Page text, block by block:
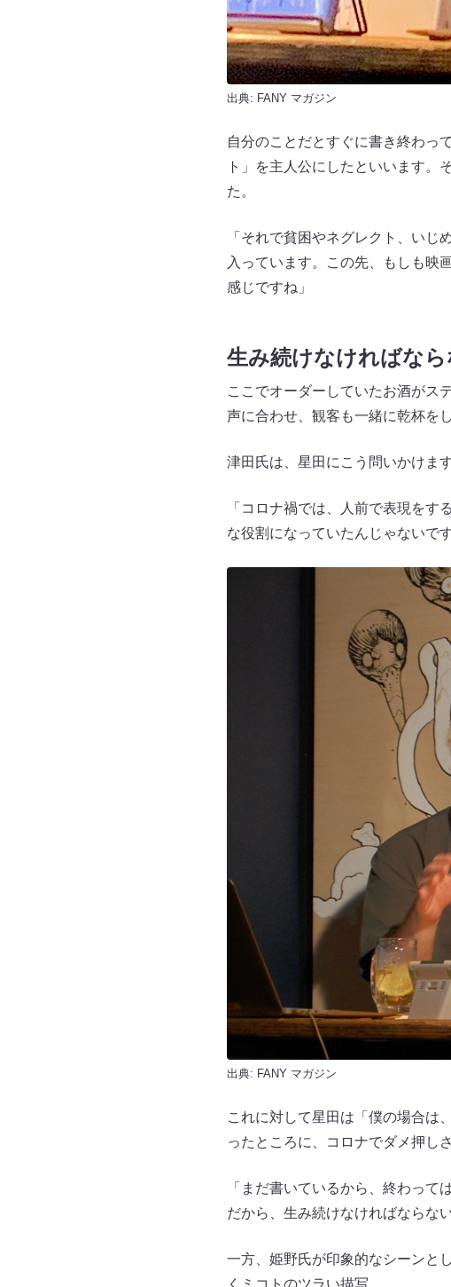
出典: FANY マガジン
自分のことだとすぐに書き終わっ
ト」を主人公にしたといいます。
た。
「それで貧困やネグレクト、い
入っています。この先、もしも映
感じですね」
生み続けなければなら
ここでオーダーしていたお酒がス
声に合わせ、観客も一緒に乾杯をし
津田氏は、星田にこう問いかけます
「コロナ禍では、人前で表現をす
な役割になっていたんじゃないです
出典: FANY マガジン
これに対して星田は「僕の場合は
ったところに、コロナでダメ押し
「まだ書いているから、終わって
だから、生み続けなければならな
一方、姫野氏が印象的なシーンと